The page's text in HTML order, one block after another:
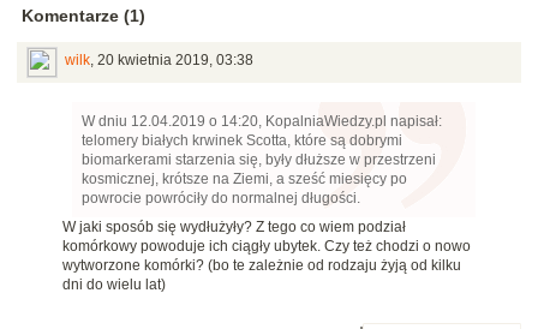
Komentarze (1)
wilk, 20 kwietnia 2019, 03:38
W dniu 12.04.2019 o 14:20, KopalniaWiedzy.pl napisał:
telomery białych krwinek Scotta, które są dobrymi
biomarkerami starzenia się, były dłuższe w przestrzeni
kosmicznej, krótsze na Ziemi, a sześć miesięcy po
powrocie powróciły do normalnej długości.
W jaki sposób się wydłużyły? Z tego co wiem podział
komórkowy powoduje ich ciągły ubytek. Czy też chodzi o nowo
wytworzone komórki? (bo te zależnie od rodzaju żyją od kilku
dni do wielu lat)